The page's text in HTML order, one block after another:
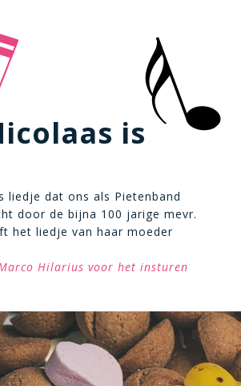
is
liedje dat ons als Pietenband
door de bijna 100 jarige mevr.
het liedje van haar moeder
Hilarius voor het insturen